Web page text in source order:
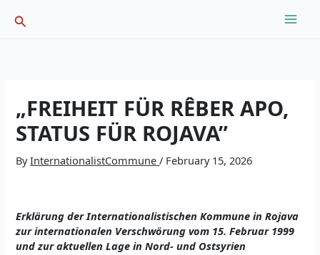
Search
„FREIHEIT FÜR RÊBER APO,
STATUS FÜR ROJAVA”
ByInternationalistCommune/ February 15, 2026
Erklärung der Internationalistischen Kommune in Rojava
zur internationalen Verschwörung vom 15. Februar 1999
und zur aktuellen Lage in Nord- und Ostsyrien